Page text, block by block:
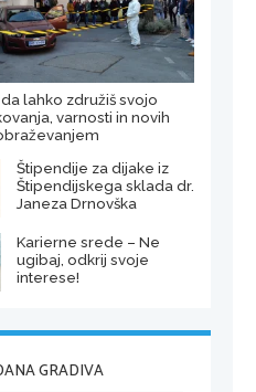
lahko združiš svojo
varnosti in novih
Štipendije za dijake iz
Štipendijskega sklada dr.
Janeza Drnovška
Karierne srede – Ne
ugibaj, odkrij svoje
interese!
GRADIVA